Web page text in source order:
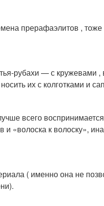
прерафаэлитов , тоже
рубахи — с кружевами
их с колготками и
всего
«волоска к волоску»,
( именно она не